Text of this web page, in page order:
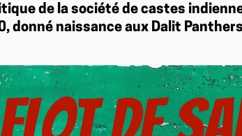
de la société de castes
donné naissance aux Dalit